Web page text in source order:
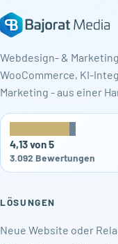
Webdesign- &
WooCommerce, KI-
Marketing - aus einer
4,13 von 5
3.092 Bewertungen
LÖSUNGEN
Neue Website oder